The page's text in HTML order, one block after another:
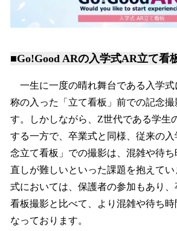
■Go!Good ARの入学式AR立て看
一生に一度の晴れ舞台である入学式
称の入った「立て看板」前での記念
す。しかしながら、Z世代である学生
する一方で、卒業式と同様、従来の
念立て看板」での撮影は、混雑や待ち
直しが難しいといった課題を抱えて
式においては、保護者の参加もあり
看板撮影と比べて、より混雑や待ち時
なっております。